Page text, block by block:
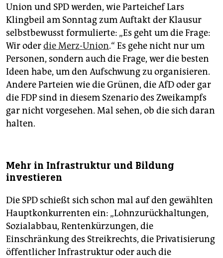
Union und SPD werden, wie Parteichef Lars
Klingbeil am Sonntag zum Auftakt der Klausur
selbstbewusst formulierte: „Es geht um die Frage:
Wir oderdie Merz-Union.“ Es gehe nicht nur um
Personen, sondern auch die Frage, wer die besten
Ideen habe, um den Aufschwung zu organisieren.
Andere Parteien wie die Grünen, die AfD oder gar
die FDP sind in diesem Szenario des Zweikampfs
gar nicht vorgesehen. Mal sehen, ob die sich daran
halten.
Mehr in Infrastruktur und Bildung
investieren
Die SPD schießt sich schon mal auf den gewählten
Hauptkonkurrenten ein: „Lohnzurückhaltungen,
Sozialabbau, Rentenkürzungen, die
Einschränkung des Streikrechts, die Privatisierung
öffentlicher Infrastruktur oder auch die